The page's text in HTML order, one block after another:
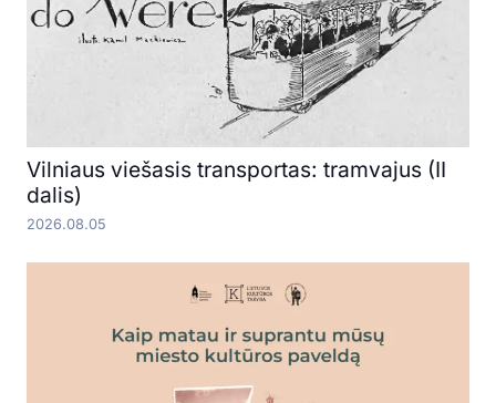
Vilniaus viešasis transportas: tramvajus (II
dalis)
2026.08.05